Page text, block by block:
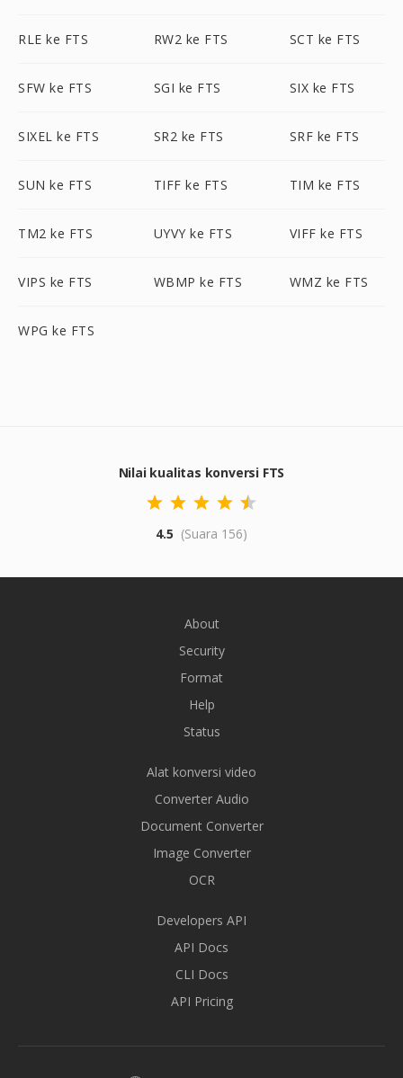
RLE ke FTS RW2 ke FTS SCT ke FTS
SFW ke FTS SGI ke FTS SIX ke FTS
SIXEL ke FTS SR2 ke FTS SRF ke FTS
SUN ke FTS TIFF ke FTS TIM ke FTS
TM2 ke FTS UYVY ke FTS VIFF ke FTS
VIPS ke FTS WBMP ke FTS WMZ ke FTS
WPG ke FTS
Nilai kualitas konversi FTS
4.5 (Suara 156)
About
Security
Format
Help
Status
Alat konversi video
Converter Audio
Document Converter
Image Converter
OCR
Developers API
API Docs
CLI Docs
API Pricing